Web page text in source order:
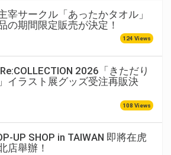
宰サークル「あったかタオル」
の期間限定販売が決定！
124 Views
2026「きただり
イラスト展グッズ受注再販決
108 Views
UP SHOP in TAIWAN 即將在虎
店舉辦！